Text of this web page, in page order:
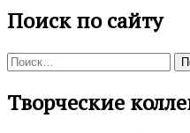
Поиск по сайту
Поиск:
Творческие